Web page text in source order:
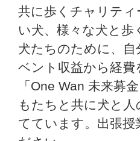
共に歩くチャリティ
い犬、様々な犬と
犬たちのために、
ベント収益から経費
「One Wan 未来募
もたちと共に犬と
てています。出張